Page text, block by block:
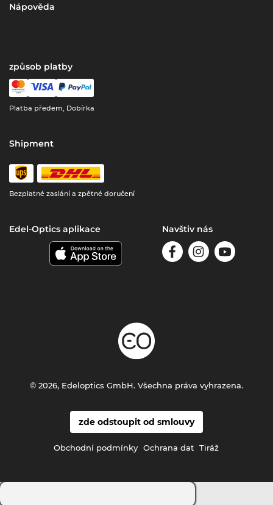
Nápověda
způsob platby
Platba předem, Dobírka
Shipment
Bezplatné zaslání a zpětné doručení
Edel-Optics aplikace Navštiv nás
zde odstoupit od smlouvy
Obchodní podmínky Ochrana dat Tiráž
© 2026, Edeloptics GmbH. Všechna práva vyhrazena.